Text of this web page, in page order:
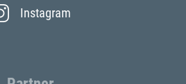
Instagram